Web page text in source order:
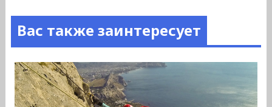
Вас также заинтересует